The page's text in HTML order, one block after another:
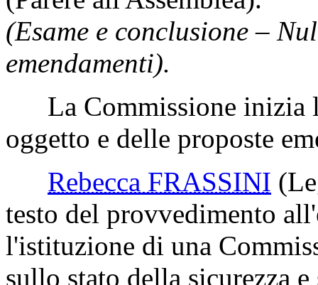
(Esame e conclusione –
emendamenti).
La Commissione inizia
oggetto e delle proposte
Rebecca FRASSINI
testo del provvedimento
l'istituzione di una
sullo stato della sicurezza